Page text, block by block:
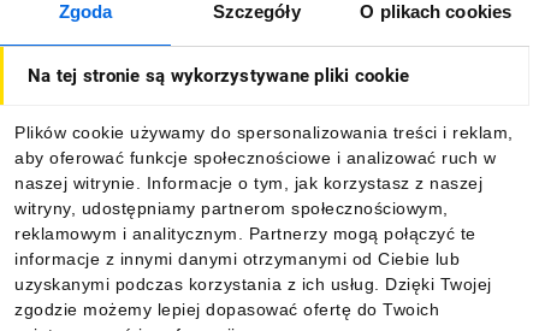
Zgoda Szczegóły O plikach cookies
Na tej stronie są wykorzystywane pliki cookie
Plików cookie używamy do spersonalizowania treści i reklam,
aby oferować funkcje społecznościowe i analizować ruch w
naszej witrynie. Informacje o tym, jak korzystasz z naszej
witryny, udostępniamy partnerom społecznościowym,
reklamowym i analitycznym. Partnerzy mogą połączyć te
informacje z innymi danymi otrzymanymi od Ciebie lub
uzyskanymi podczas korzystania z ich usług. Dzięki Twojej
zgodzie możemy lepiej dopasować ofertę do Twoich
O firmie
Informacje
Pobierz naszą aplikację mobilną: